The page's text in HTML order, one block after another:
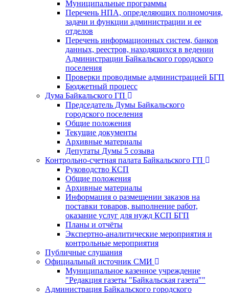
Муниципальные программы
Перечень НПА, определяющих полномочия,
задачи и функции администрации и ее
отделов
Перечень информационных систем, банков
данных, реестров, находящихся в ведении
Администрации Байкальского городского
поселения
Проверки проводимые администрацией БГП
Бюджетный процесс
Дума Байкальского ГП
Председатель Думы Байкальского
городского поселения
Общие положения
Текущие документы
Архивные материалы
Депутаты Думы 5 созыва
Контрольно-счетная палата Байкальского ГП
Руководство КСП
Общие положения
Архивные материалы
Информация о размещении заказов на
поставки товаров, выполнение работ,
оказание услуг для нужд КСП БГП
Планы и отчёты
Экспертно-аналитические мероприятия и
контрольные мероприятия
Публичные слушания
Официальный источник СМИ
Муниципальное казенное учреждение
"Редакция газеты "Байкальская газета""
Администрация Байкальского городского